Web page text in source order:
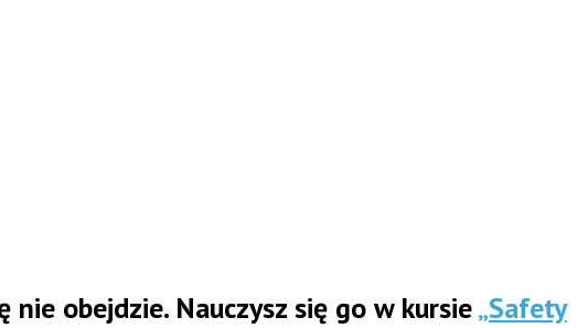
obejdzie. Nauczysz się go w kursie„Safety